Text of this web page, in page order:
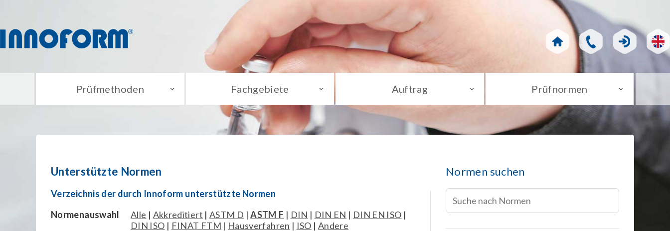
Prüfmethoden Fachgebiete Auftrag Prüfnormen
Unterstützte Normen
Verzeichnis der durch Innoform unterstützte Normen
Normenauswahl
Alle | Akkreditiert | ASTM D |ASTM F | DIN | DIN EN | DIN EN ISO |
DIN ISO | FINAT FTM | Hausverfahren | ISO | Andere
Normen suchen